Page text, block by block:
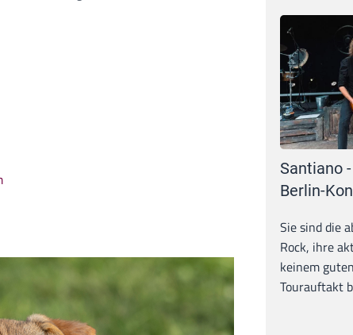
Santiano
Berlin-
Sie sind die
Rock, ihre
keinem
Tourauftakt